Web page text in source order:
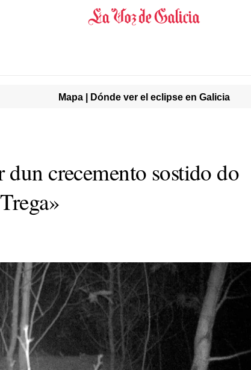
Mapa | Dónde ver el eclipse en Galicia
dun crecemento sostido do